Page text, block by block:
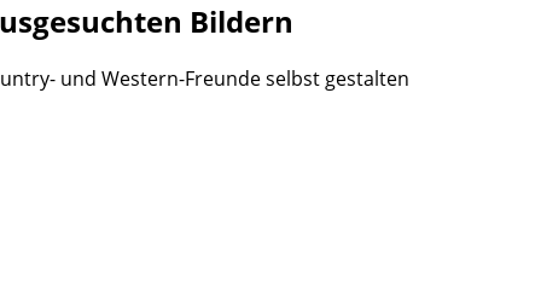
Bildern
und Western-Freunde selbst gestalten